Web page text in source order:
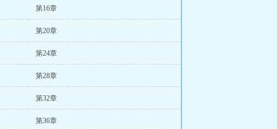
第16章
第20章
第24章
第28章
第32章
第36章